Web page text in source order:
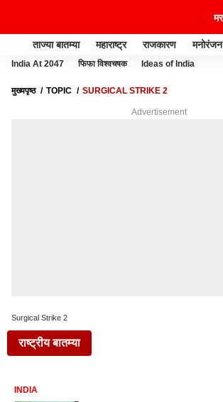
ताज्या बातम्या महाराष्ट्र राजकारण मनोरंजन
India At 2047 फिफा विश्वचषक Ideas of India
मुख्यपृष्ठ TOPIC SURGICAL STRIKE 2
Advertisement
Surgical Strike 2
राष्ट्रीय बातम्या
INDIA